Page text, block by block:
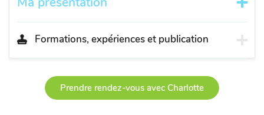
Formations, expériences et publication
Prendre rendez-vous avec Charlotte